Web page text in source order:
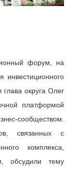
форум, на
инвестиционного
округа Олег
платформой
сообществом.
связанных с
комплекса,
обсудили тему